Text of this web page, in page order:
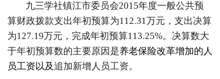
九三学社镇江市委员会2015年度一般公共预
算财政拨款支出年初预算为112.31万元，支出决算
为127.19万元，完成年初预算113.25%。决算数大
于年初预算数的主要原因是养老保险改革增加的人
员工资以及追加新增人员工资。